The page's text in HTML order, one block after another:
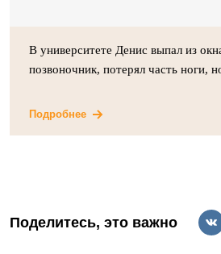
В университете Денис выпал из
позвоночник, потерял часть ноги,
Подробнее
Поделитесь, это важно